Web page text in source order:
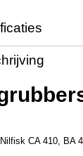
CA 410, BA